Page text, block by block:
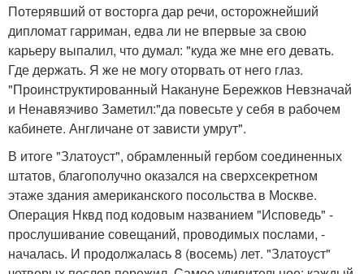
Потерявший от восторга дар речи, осторожнейший
дипломат гарриман, едва ли не впервые за свою
карьеру выпалил, что думал: "куда же мне его девать.
Где держать. Я же не могу оторвать от него глаз.
"Проинструктированный Накануне Бережков Невзначай
и Ненавязчиво Заметил:"да повесьте у себя в рабочем
кабинете. Англичане от зависти умрут".
В итоге "Златоуст", обрамленный гербом соединенных
штатов, благополучно оказался на сверхсекретном
этаже здания американского посольства в Москве.
Операция Нквд под кодовым названием "Исповедь" -
прослушивание совещаний, проводимых послами, -
началась. И продолжалась 8 (восемь) лет. "Златоуст"